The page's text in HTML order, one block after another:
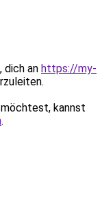
dich an https://my-
kannst
.